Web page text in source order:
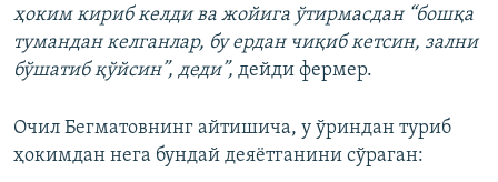
ҳоким кириб келди ва жойига ўтирмасдан “бошқа
тумандан келганлар, бу ердан чиқиб кетсин, зални
бўшатиб қўйсин”, деди”, дейди фермер.
Очил Бегматовнинг айтишича, у ўриндан туриб
ҳокимдан нега бундай деяётганини сўраган: